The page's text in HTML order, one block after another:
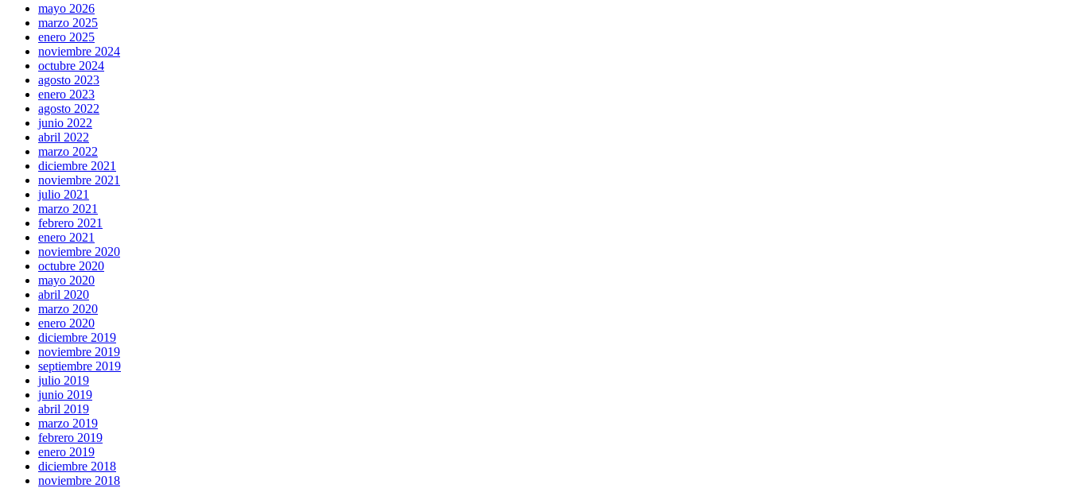
mayo 2026
marzo 2025
enero 2025
noviembre 2024
octubre 2024
agosto 2023
enero 2023
agosto 2022
junio 2022
abril 2022
marzo 2022
diciembre 2021
noviembre 2021
julio 2021
marzo 2021
febrero 2021
enero 2021
noviembre 2020
octubre 2020
mayo 2020
abril 2020
marzo 2020
enero 2020
diciembre 2019
noviembre 2019
septiembre 2019
julio 2019
junio 2019
abril 2019
marzo 2019
febrero 2019
enero 2019
diciembre 2018
noviembre 2018